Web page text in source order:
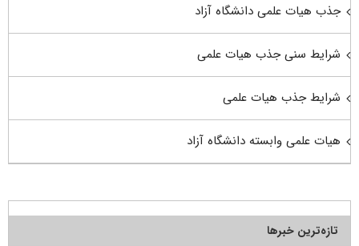
جذب هیات علمی دانشگاه آزاد
شرایط سنی جذب هیات علمی
شرایط جذب هیات علمی
هیات علمی وابسته دانشگاه آزاد
تازه‌ترین خبرها